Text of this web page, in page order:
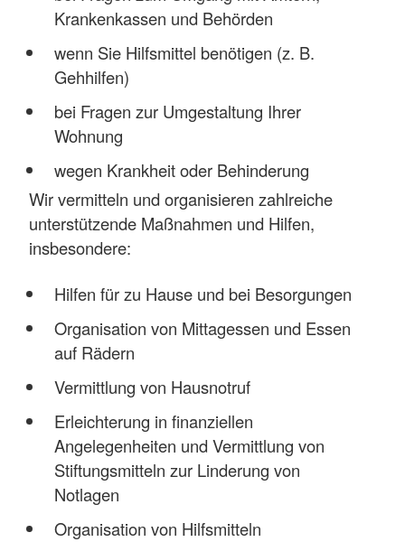
Krankenkassen und Behörden
wenn Sie Hilfsmittel benötigen (z. B.
Gehhilfen)
bei Fragen zur Umgestaltung Ihrer
Wohnung
wegen Krankheit oder Behinderung
Wir vermitteln und organisieren zahlreiche
unterstützende Maßnahmen und Hilfen,
insbesondere:
Hilfen für zu Hause und bei Besorgungen
Organisation von Mittagessen und Essen
auf Rädern
Vermittlung von Hausnotruf
Erleichterung in finanziellen
Angelegenheiten und Vermittlung von
Stiftungsmitteln zur Linderung von
Notlagen
Organisation von Hilfsmitteln